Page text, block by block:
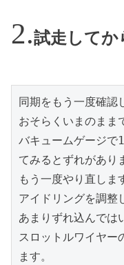
試走してか
同期をもう一度確認
おそらくいまのまま
バキュームゲージで
てみるとずれがあり
もう一度やり直しま
アイドリングを調整
あまりずれ込んでは
スロットルワイヤー
ます。